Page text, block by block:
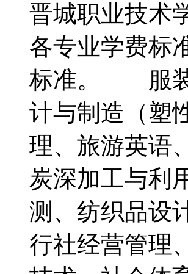
晋城职业技术
各专业学费
标准。 服装
计与制造（塑
理、旅游英语
炭深加工与利
测、纺织品设
行社经营管理